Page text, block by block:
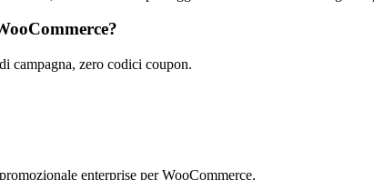
campagna, zero codici coupon.
enterprise per WooCommerce.